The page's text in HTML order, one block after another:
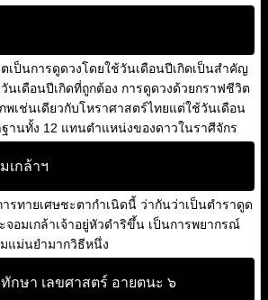
เป็นการดูดวงโดยใช้วันเดือนปีเกิดเป็นสำคัญ
วันเดือนปีเกิดที่ถูกต้อง การดูดวงด้วยกราฟชีวิต
พเช่นเดียวกับโหราศาสตร์ไทยแต่ใช้วันเดือน
ฐานทั้ง 12 แทนตำแหน่งของดาวในราศีจักร
เกล้าฯ
ารทายเศษชะตากำเนิดนี้ ว่ากันว่าเป็นตำราดูด
จอมเกล้าเจ้าอยู่หัวดำริขึ้น เป็นการพยากรณ์
แม่นยำมากวิธีหนึ่ง
กษา เลขศาสตร์ อายตนะ ๖